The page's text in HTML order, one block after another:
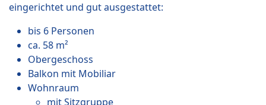
eingerichtet und gut ausgestattet:
bis 6 Personen
ca. 58 m²
Obergeschoss
Balkon mit Mobiliar
Wohnraum
mit Sitzgruppe